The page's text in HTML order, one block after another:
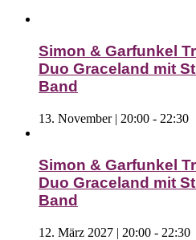
Simon & Garfunkel
Duo Graceland mit
Band
13. November | 20:00 - 22:30
Simon & Garfunkel
Duo Graceland mit
Band
12. März 2027 | 20:00 - 22:30